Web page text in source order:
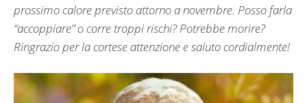
prossimo calore previsto attorno a novembre. Posso farla
“accoppiare” o corre troppi rischi? Potrebbe morire?
Ringrazio per la cortese attenzione e saluto cordialmente!